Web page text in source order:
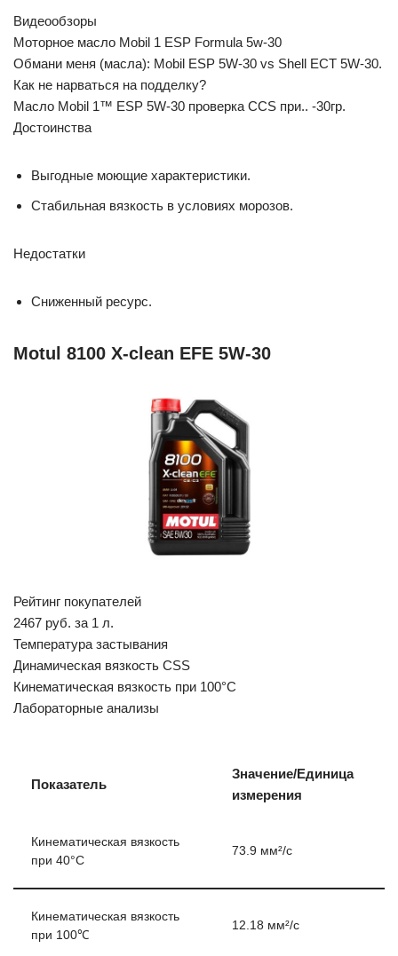
Видеообзоры
Моторное масло Mobil 1 ESP Formula 5w-30
Обмани меня (масла): Mobil ESP 5W-30 vs Shell ECT 5W-30.
Как не нарваться на подделку?
Масло Mobil 1™ ESP 5W-30 проверка CCS при.. -30гр.
Достоинства
Выгодные моющие характеристики.
Стабильная вязкость в условиях морозов.
Недостатки
Сниженный ресурс.
Motul 8100 X-clean EFE 5W-30
Рейтинг покупателей
2467 руб. за 1 л.
Температура застывания
Динамическая вязкость CSS
Кинематическая вязкость при 100°C
Лабораторные анализы
Показатель
Значение/Единица
измерения
Кинематическая вязкость
при 40°C
73.9 мм²/с
Кинематическая вязкость
при 100℃
12.18 мм²/с